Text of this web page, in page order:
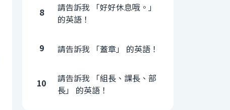
8
請告訴我 「好好休息哦。」
的英語！
9 請告訴我 「蓋章」 的英語！
10
請告訴我 「組長、課長、部
長」 的英語！